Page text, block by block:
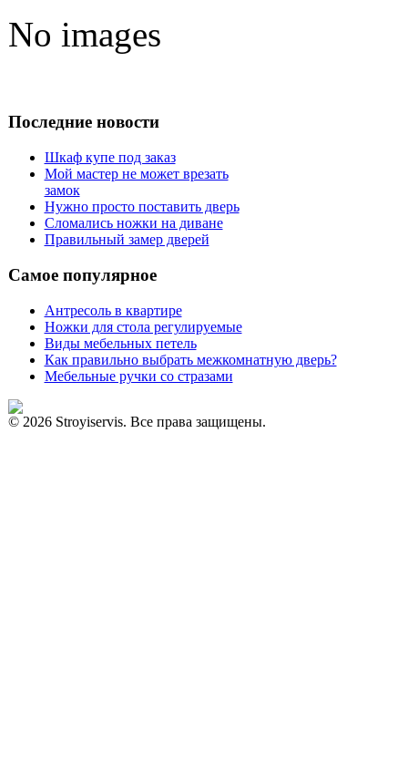
No images
Последние новости
Шкаф купе под заказ
Мой мастер не может врезать
замок
Нужно просто поставить дверь
Сломались ножки на диване
Правильный замер дверей
Самое популярное
Антресоль в квартире
Ножки для стола регулируемые
Виды мебельных петель
Как правильно выбрать межкомнатную дверь?
Мебельные ручки со стразами
© 2026 Stroyiservis. Все права защищены.